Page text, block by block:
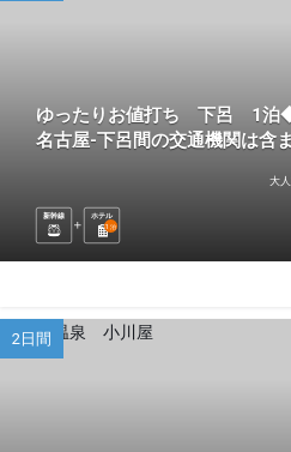
ゆったりお値打ち 下呂 1
名古屋-下呂間の交通機関は含
新幹線
ホテル
1 泊
大
2日間